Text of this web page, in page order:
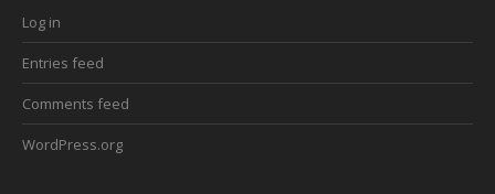
Log in
Entries feed
Comments feed
WordPress.org